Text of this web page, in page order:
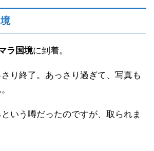
ラ国境に到着。
り終了。あっさり過ぎて、写真も
いう噂だったのですが、取られま